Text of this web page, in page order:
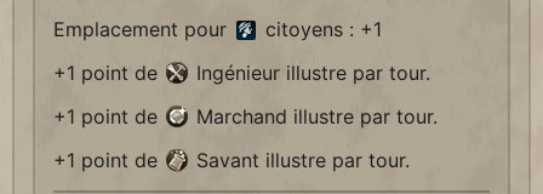
Emplacement pour
citoyens : +1
+1 point de
Ingénieur illustre par tour.
+1 point de
Marchand illustre par tour.
+1 point de
Savant illustre par tour.